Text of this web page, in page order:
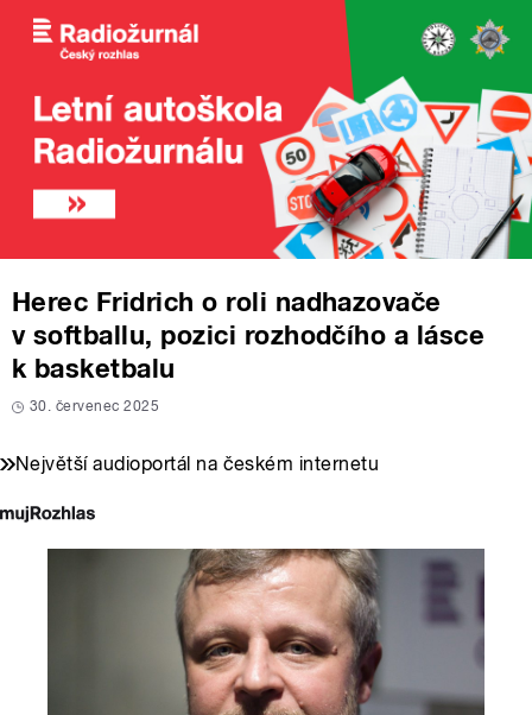
Herec Fridrich o roli nadhazovače
v softballu, pozici rozhodčího a lásce
k basketbalu
30. červenec 2025
Největší audioportál na českém internetu